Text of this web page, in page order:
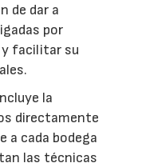
de dar a
por
y facilitar su
la
directamente
a cada bodega
las técnicas